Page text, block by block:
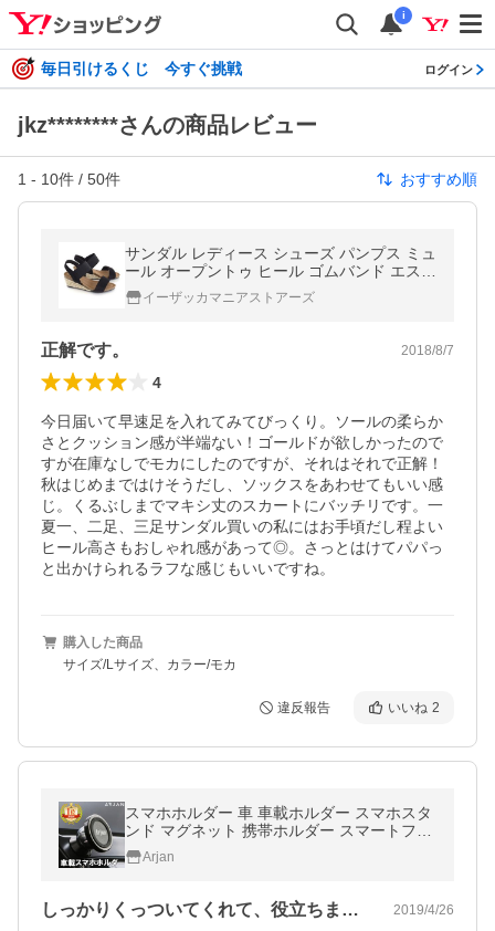
i
毎日引けるくじ 今すぐ挑戦 ログイン
jkz********さんの商品レビュー
1 - 10件 / 50件 おすすめ順
サンダル レディース シューズ パンプス ミュ
ール オープントゥ ヒール ゴムバンド エスパ
ドリーユサンダル ウェッジソール 歩きやす
い イーザッカマニアストアーズ
正解です。 2018/8/7
4
今日届いて早速足を入れてみてびっくり。ソールの柔らか
さとクッション感が半端ない！ゴールドが欲しかったので
すが在庫なしでモカにしたのですが、それはそれで正解！
秋はじめまではけそうだし、ソックスをあわせてもいい感
じ。くるぶしまでマキシ丈のスカートにバッチリです。一
夏一、二足、三足サンダル買いの私にはお手頃だし程よい
ヒール高さもおしゃれ感があって◎。さっとはけてパパっ
と出かけられるラフな感じもいいですね。
購入した商品
サイズ/Lサイズ、カラー/モカ
違反報告 いいね 2
スマホホルダー 車 車載ホルダー スマホスタ
ンド マグネット 携帯ホルダー スマートフォ
ンホルダー
Arjan
しっかりくっついてくれて、役立ちます。… 2019/4/26